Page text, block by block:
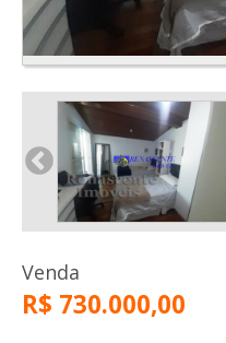
Venda
R$ 730.000,00